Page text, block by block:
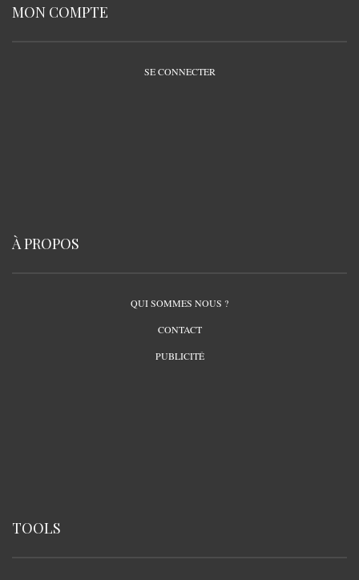
MON COMPTE
SE CONNECTER
À PROPOS
QUI SOMMES NOUS ?
CONTACT
PUBLICITÉ
TOOLS